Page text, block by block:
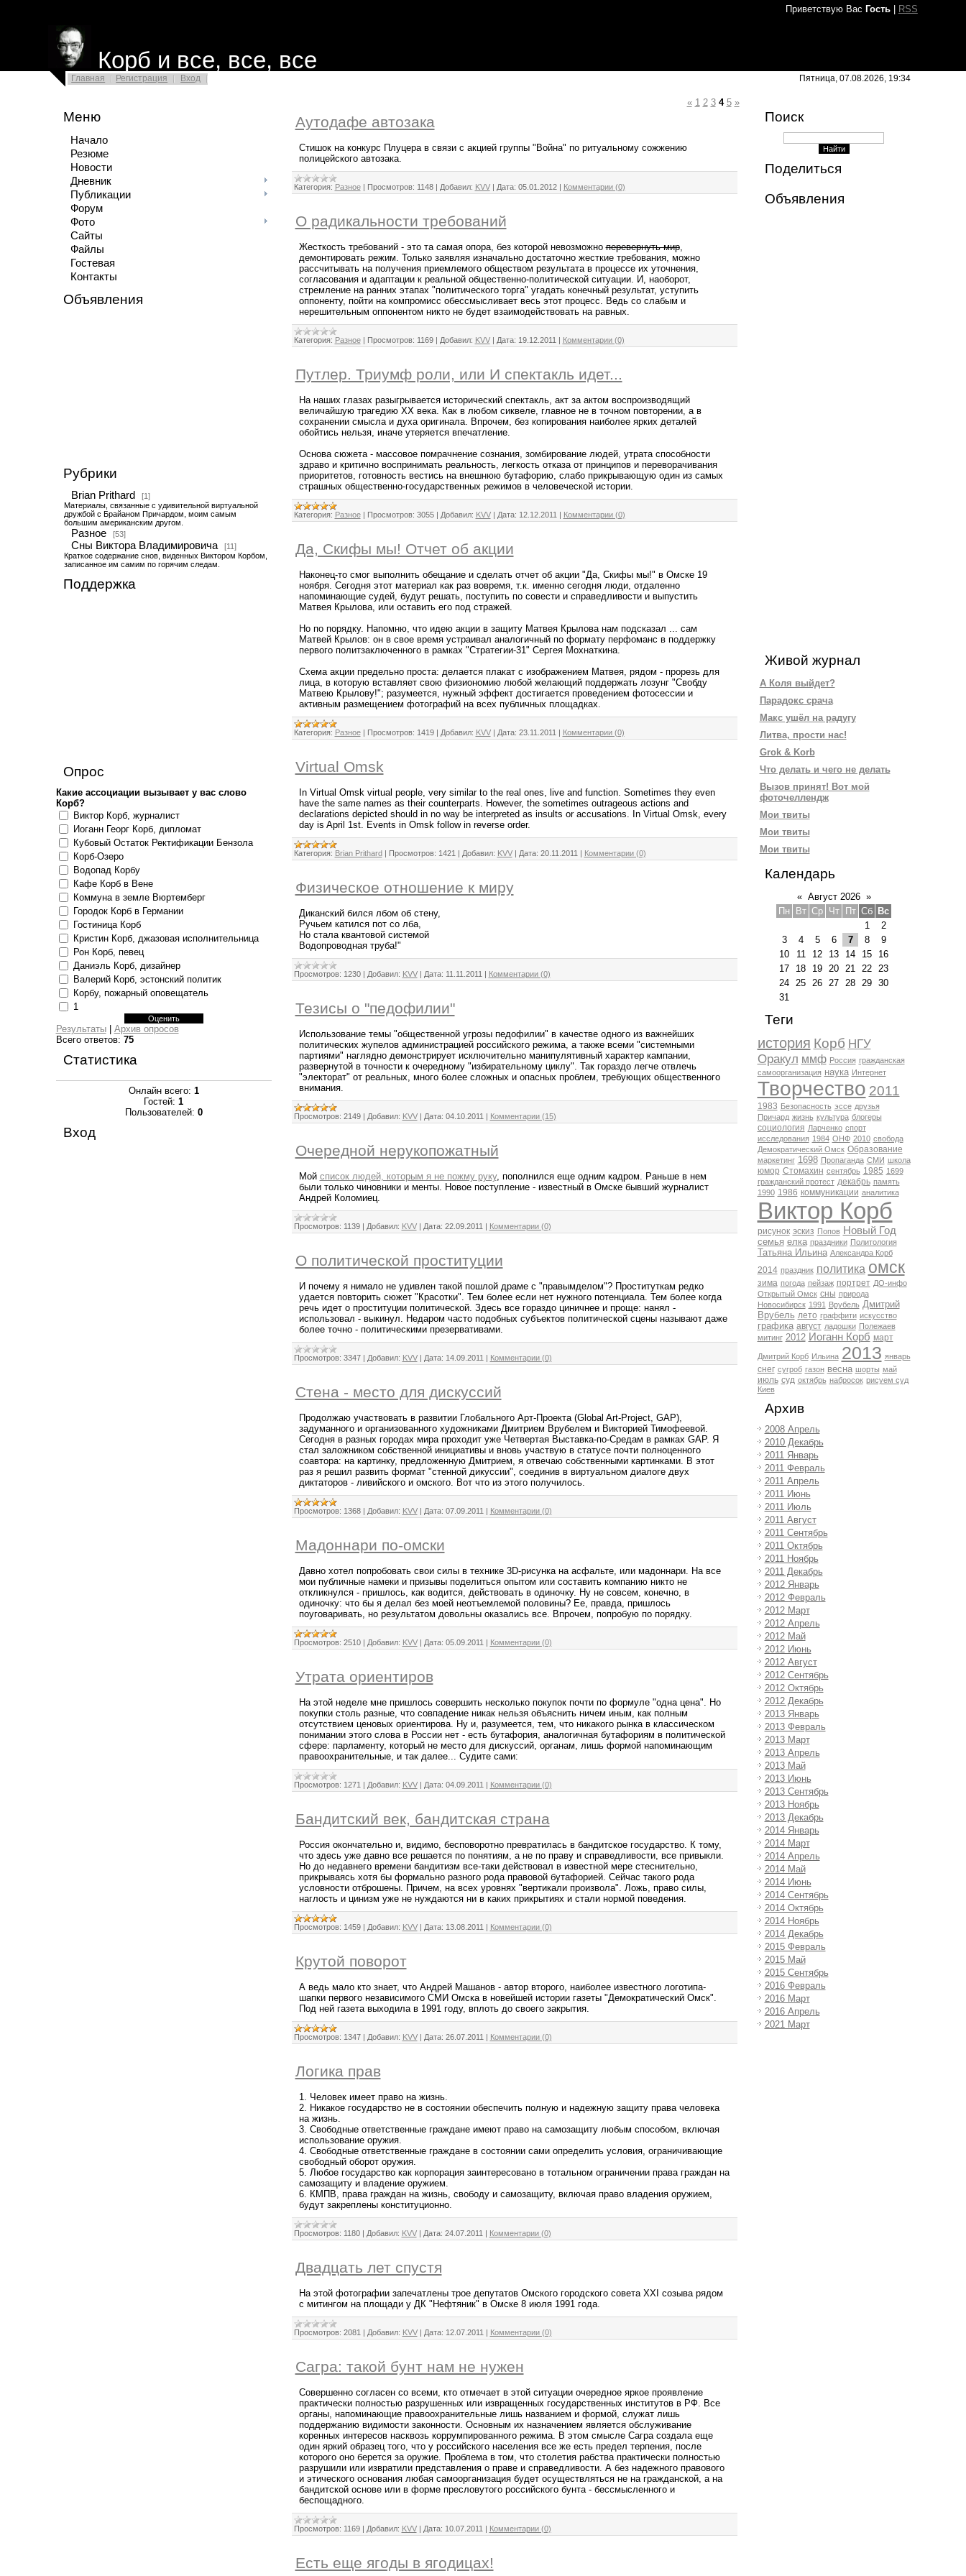
Приветствую Вас Гость| RSS
Корб и все, все, все
Главная Регистрация Вход Пятница, 07.08.2026, 19:34
Меню
Начало
Резюме
Новости
Дневник
Публикации
Форум
Фото
Сайты
Файлы
Гостевая
Контакты
Объявления
Рубрики
Brian Prithard
[1]
Материалы, связанные с удивительной виртуальной
дружбой с Брайаном Причардом, моим самым
большим американским другом.
Разное [53]
Сны Виктора Владимировича
[11]
Краткое содержание снов, виденных Виктором Корбом,
записанное им самим по горячим следам.
Поддержка
Опрос
Какие ассоциации вызывает у вас слово
Корб?
Виктор Корб, журналист
Иоганн Георг Корб, дипломат
Кубовый Остаток Ректификации Бензола
Корб-Озеро
Водопад Корбу
Кафе Корб в Вене
Коммуна в земле Вюртемберг
Городок Корб в Германии
Гостиница Корб
Кристин Корб, джазовая исполнительница
Рон Корб, певец
Даниэль Корб, дизайнер
Валерий Корб, эстонский политик
Корбу, пожарный оповещатель
1
Результаты| Архив опросов
Всего ответов: 75
Статистика
Онлайн всего: 1
Гостей: 1
Пользователей: 0
Вход
« 1 2 3 4 5 »
Аутодафе автозака
Стишок на конкурс Плуцера в связи с акцией группы "Война" по ритуальному сожжению
полицейского автозака.
Категория: Разное | Просмотров: 1148 | Добавил: KVV | Дата: 05.01.2012 | Комментарии (0)
О радикальности требований
Жесткость требований - это та самая опора, без которой невозможноперевернуть мир,
демонтировать режим. Только заявляя изначально достаточно жесткие требования, можно
рассчитывать на получения приемлемого обществом результата в процессе их уточнения,
согласования и адаптации к реальной общественно-политической ситуации. И, наоборот,
стремление на ранних этапах "политического торга" угадать конечный результат, уступить
оппоненту, пойти на компромисс обессмысливает весь этот процесс. Ведь со слабым и
нерешительным оппонентом никто не будет взаимодействовать на равных.
Категория: Разное | Просмотров: 1169 | Добавил: KVV | Дата: 19.12.2011 | Комментарии (0)
Путлер. Триумф роли, или И спектакль идет...
На наших глазах разыгрывается исторический спектакль, акт за актом воспроизводящий
величайшую трагедию XX века. Как в любом сиквеле, главное не в точном повторении, а в
сохранении смысла и духа оригинала. Впрочем, без копирования наиболее ярких деталей
обойтись нельзя, иначе утеряется впечатление.
Основа сюжета - массовое помрачнение сознания, зомбирование людей, утрата способности
здраво и критично воспринимать реальность, легкость отказа от принципов и переворачивания
приоритетов, готовность вестись на внешнюю бутафорию, слабо прикрывающую один из самых
страшных общественно-государственных режимов в человеческой истории.
Категория: Разное | Просмотров: 3055 | Добавил: KVV | Дата: 12.12.2011 | Комментарии (0)
Да, Скифы мы! Отчет об акции
Наконец-то смог выполнить обещание и сделать отчет об акции "Да, Скифы мы!" в Омске 19
ноября. Сегодня этот материал как раз вовремя, т.к. именно сегодня люди, отдаленно
напоминающие судей, будут решать, поступить по совести и справедливости и выпустить
Матвея Крылова, или оставить его под стражей.
Но по порядку. Напомню, что идею акции в защиту Матвея Крылова нам подсказал ... сам
Матвей Крылов: он в свое время устраивал аналогичный по формату перфоманс в поддержку
первого политзаключенного в рамках "Стратегии-31" Сергея Мохнаткина.
Схема акции предельно проста: делается плакат с изображением Матвея, рядом - прорезь для
лица, в которую вставляет свою физиономию любой желающий поддержать лозунг "Свобду
Матвею Крылову!"; разумеется, нужный эффект достигается проведением фотосессии и
активным размещением фотографий на всех публичных площадках.
Категория: Разное | Просмотров: 1419 | Добавил: KVV | Дата: 23.11.2011 | Комментарии (0)
Virtual Omsk
In Virtual Omsk virtual people, very similar to the real ones, live and function. Sometimes they even
have the same names as their counterparts. However, the sometimes outrageous actions and
declarations depicted should in no way be interpreted as insults or accusations. In Virtual Omsk, every
day is April 1st. Events in Omsk follow in reverse order.
Категория: Brian Prithard | Просмотров: 1421 | Добавил: KVV | Дата: 20.11.2011 | Комментарии (0)
Физическое отношение к миру
Диканский бился лбом об стену,
Ручьем катился пот со лба,
Но стала квантовой системой
Водопроводная труба!"
Просмотров: 1230 | Добавил: KVV | Дата: 11.11.2011 | Комментарии (0)
Тезисы о "педофилии"
Использование темы "общественной угрозы педофилии" в качестве одного из важнейших
политических жупелов администрацией российского режима, а также всеми "системными
партиями" наглядно демонстрирует исключительно манипулятивный характер кампании,
развернутой в точности к очередному "избирательному циклу". Так гораздо легче отвлечь
"электорат" от реальных, много более сложных и опасных проблем, требующих общественного
внимания.
Просмотров: 2149 | Добавил: KVV | Дата: 04.10.2011 | Комментарии (15)
Очередной нерукопожатный
Мой список людей, которым я не пожму руку, пополнился еще одним кадром. Раньше в нем
были только чиновники и менты. Новое поступление - известный в Омске бывший журналист
Андрей Коломиец.
Просмотров: 1139 | Добавил: KVV | Дата: 22.09.2011 | Комментарии (0)
О политической проституции
И почему я нимало не удивлен такой пошлой драме с "правымделом"? Проституткам редко
удается повторить сюжет "Красотки". Тем более если нет нужного потенциала. Тем более когда
речь идет о проституции политической. Здесь все гораздо циничнее и проще: нанял -
использовал - выкинул. Недаром часто подобных субъектов политической сцены называют даже
более точно - политическими презервативами.
Просмотров: 3347 | Добавил: KVV | Дата: 14.09.2011 | Комментарии (0)
Стена - место для дискуссий
Продолжаю участвовать в развитии Глобального Арт-Проекта (Global Art-Project, GAP),
задуманного и организованного художниками Дмитрием Врубелем и Викторией Тимофеевой.
Сегодня в разных городах мира проходит уже Четвертая Выставка-по-Средам в рамках GAP. Я
стал заложником собственной инициативы и вновь участвую в статусе почти полноценного
соавтора: на картинку, предложенную Дмитрием, я отвечаю собственными картинками. В этот
раз я решил развить формат "стенной дикуссии", соединив в виртуальном диалоге двух
диктаторов - ливийского и омского. Вот что из этого получилось.
Просмотров: 1368 | Добавил: KVV | Дата: 07.09.2011 | Комментарии (0)
Мадоннари по-омски
Давно хотел попробовать свои силы в технике 3D-рисунка на асфальте, или мадоннари. На все
мои публичные намеки и призывы поделиться опытом или составить компанию никто не
откликнулся - пришлось, как водится, действовать в одиночку. Ну не совсем, конечно, в
одиночку: что бы я делал без моей неотъемлемой половины? Ее, правда, пришлось
поуговаривать, но результатом довольны оказались все. Впрочем, попробую по порядку.
Просмотров: 2510 | Добавил: KVV | Дата: 05.09.2011 | Комментарии (0)
Утрата ориентиров
На этой неделе мне пришлось совершить несколько покупок почти по формуле "одна цена". Но
покупки столь разные, что совпадение никак нельзя объяснить ничем иным, как полным
отсутствием ценовых ориентирова. Ну и, разумеется, тем, что никакого рынка в классическом
понимании этого слова в России нет - есть бутафория, аналогичная бутафориям в политической
сфере: парламенту, который не место для дискуссий, органам, лишь формой напоминающим
правоохранительные, и так далее... Судите сами:
Просмотров: 1271 | Добавил: KVV | Дата: 04.09.2011 | Комментарии (0)
Бандитский век, бандитская страна
Россия окончательно и, видимо, бесповоротно превратилась в бандитское государство. К тому,
что здесь уже давно все решается по понятиям, а не по праву и справедливости, все привыкли.
Но до недавнего времени бандитизм все-таки действовал в известной мере стеснительно,
прикрываясь хотя бы формально разного рода правовой бутафорией. Сейчас такого рода
условности отброшены. Причем, на всех уровнях "вертикали произвола". Ложь, право силы,
наглость и цинизм уже не нуждаются ни в каких прикрытиях и стали нормой поведения.
Просмотров: 1459 | Добавил: KVV | Дата: 13.08.2011 | Комментарии (0)
Крутой поворот
А ведь мало кто знает, что Андрей Машанов - автор второго, наиболее известного логотипа-
шапки первого независимого СМИ Омска в новейшей истории газеты "Демократический Омск".
Под ней газета выходила в 1991 году, вплоть до своего закрытия.
Просмотров: 1347 | Добавил: KVV | Дата: 26.07.2011 | Комментарии (0)
Логика прав
1. Человек имеет право на жизнь.
2. Никакое государство не в состоянии обеспечить полную и надежную защиту права человека
на жизнь.
3. Свободные ответственные граждане имеют право на самозащиту любым способом, включая
использование оружия.
4. Свободные ответственные граждане в состоянии сами определить условия, ограничивающие
свободный оборот оружия.
5. Любое государство как корпорация заинтересовано в тотальном ограничении права граждан на
самозащиту и владение оружием.
6. КМПВ, права граждан на жизнь, свободу и самозащиту, включая право владения оружием,
будут закреплены конституционно.
Просмотров: 1180 | Добавил: KVV | Дата: 24.07.2011 | Комментарии (0)
Двадцать лет спустя
На этой фотографии запечатлены трое депутатов Омского городского совета XXI созыва рядом
с митингом на площади у ДК "Нефтяник" в Омске 8 июля 1991 года.
Просмотров: 2081 | Добавил: KVV | Дата: 12.07.2011 | Комментарии (0)
Сагра: такой бунт нам не нужен
Совершенно согласен со всеми, кто отмечает в этой ситуации очередное яркое проявление
практически полностью разрушенных или извращенных государственных институтов в РФ. Все
органы, напоминающие правоохранительные лишь названием и формой, служат лишь
поддержанию видимости законности. Основным их назначением является обслуживание
коренных интересов насквозь коррумпированного режима. В этом смысле Сагра создала еще
один яркий образец того, что у российского населения все же есть предел терпения, после
которого оно берется за оружие. Проблема в том, что столетия рабства практически полностью
разрушили или извратили представления о праве и справедливости. А без надежного правового
и этического основания любая самоорганизация будет осуществляться не на гражданской, а на
бандитской основе или в форме пресловутого российского бунта - бессмысленного и
беспощадного.
Просмотров: 1169 | Добавил: KVV | Дата: 10.07.2011 | Комментарии (0)
Есть еще ягоды в ягодицах!
Поиск
Поделиться
Объявления
Живой журнал
А Коля выйдет?
Парадокс срача
Макс ушёл на радугу
Литва, прости нас!
Grok & Korb
Что делать и чего не делать
Вызов принят! Вот мой
фоточеллендж
Мои твиты
Мои твиты
Мои твиты
Календарь
« Август 2026 »
Пн
Вт Ср Чт Пт Сб Вс
1
2
3
4 5 6 7 8
9
10
11 12 13 14 15
16
17
18 19 20 21 22 23
24 25 26 27 28 29 30
31
Теги
история Корб НГУ
Оракул ммф Россия гражданская
самоорганизация наука Интернет
Творчество 2011
1983 Безопасность эссе друзья
Причард жизнь культура блогеры
социология Ларченко спорт
исследования 1984 ОНФ 2010 свобода
Демократический Омск Образование
маркетинг 1698 Пропаганда СМИ школа
юмор Стомахин сентябрь 1985 1699
гражданский протест декабрь память
1990 1986 коммуникации аналитика
Виктор Корб
рисунок эскиз Попов Новый Год
семья елка праздники Политология
Татьяна Ильина Александра Корб
2014 праздник политика омск
зима погода пейзаж портрет ДО-инфо
Открытый Омск сны природа
Новосибирск 1991 Врубель Дмитрий
Врубель лето граффити искусство
графика август ладошки Полежаев
митинг 2012 Иоганн Корб март
Дмитрий Корб Ильина 2013 январь
снег сугроб газон весна шорты май
июль суд октябрь набросок рисуем суд
Киев
Архив
2008 Апрель
2010 Декабрь
2011 Январь
2011 Февраль
2011 Апрель
2011 Июнь
2011 Июль
2011 Август
2011 Сентябрь
2011 Октябрь
2011 Ноябрь
2011 Декабрь
2012 Январь
2012 Февраль
2012 Март
2012 Апрель
2012 Май
2012 Июнь
2012 Август
2012 Сентябрь
2012 Октябрь
2012 Декабрь
2013 Январь
2013 Февраль
2013 Март
2013 Апрель
2013 Май
2013 Июнь
2013 Сентябрь
2013 Ноябрь
2013 Декабрь
2014 Январь
2014 Март
2014 Апрель
2014 Май
2014 Июнь
2014 Сентябрь
2014 Октябрь
2014 Ноябрь
2014 Декабрь
2015 Февраль
2015 Май
2015 Сентябрь
2016 Февраль
2016 Март
2016 Апрель
2021 Март